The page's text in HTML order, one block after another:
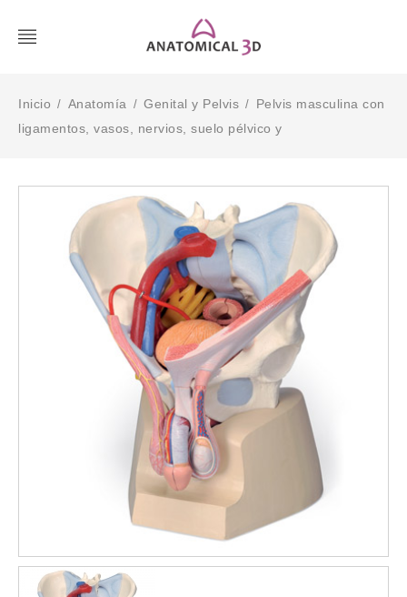
Inicio / Anatomía / Genital y Pelvis /
Pelvis masculina con
ligamentos, vasos, nervios, suelo pélvico y